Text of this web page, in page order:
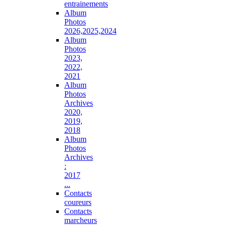
entrainements
Album
Photos
2026,2025,2024
Album
Photos
2023,
2022,
2021
Album
Photos
Archives
2020,
2019,
2018
Album
Photos
Archives
:
2017
...
Contacts
coureurs
Contacts
marcheurs